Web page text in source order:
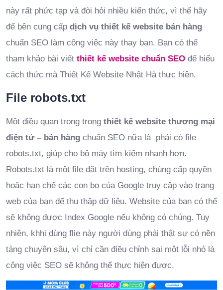
này rất phức tạp và đòi hỏi nhiều kiến thức, vì thế hãy
để bên cung cấp dịch vụ thiết kế website bán hàng
chuẩn SEO làm công việc này thay bạn. Bạn có thể
tham khảo bài viết thiết kế website chuẩn SEO để hiểu
cách thức mà Thiết Kế Website Nhật Hà thực hiện.
File robots.txt
Một điều quan trọng trong thiết kế website thương mại
điện tử – bán hàng chuẩn SEO nữa là phải có file
robots.txt, giúp cho bộ máy tìm kiếm nhanh hơn.
Robots.txt là một file đặt trên hosting, chúng cấp quyền
hoặc hạn chế các con bọ của Google truy cập vào trang
web của bạn để thu thập dữ liệu. Website của bạn có thể
sẽ không được Index Google nếu không có chúng. Tuy
nhiên, khhi dùng flie này người dùng phải thật sự có nền
tảng chuyên sâu, vì chỉ cần điều chỉnh sai một lỗi nhỏ là
công việc SEO sẽ không thể thực hiện được.